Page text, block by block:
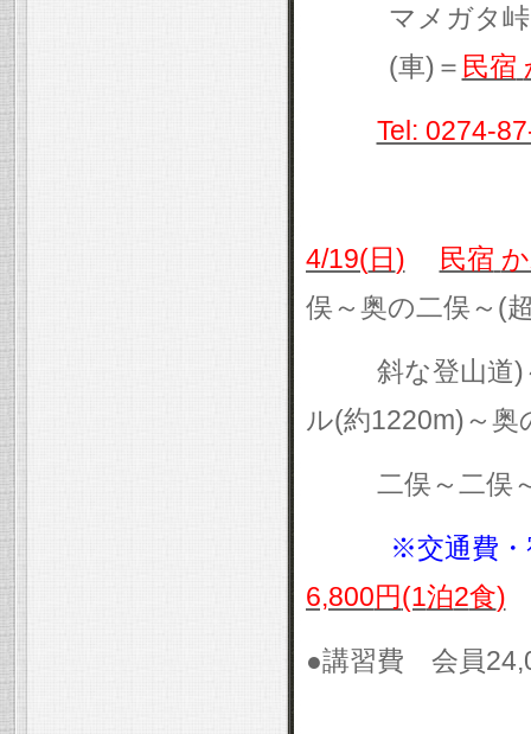
マメガタ
(車) ＝ 民宿
Tel: 0274-
4/19(日) 民宿
俣～奥の二俣～ (
斜な登山道)
ル(約1220m)～奥
二俣～二俣
※交通費・
6,800円(1泊2食)
●講習費 会員